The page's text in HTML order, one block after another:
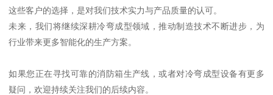
这些客户的选择，是对我们技术实力与产品质量的认可。
未来，我们将继续深耕冷弯成型领域，推动制造技术不断进步，为
行业带来更多智能化的生产方案。
如果您正在寻找可靠的消防箱生产线，或者对冷弯成型设备有更多
疑问，欢迎持续关注我们的后续内容。